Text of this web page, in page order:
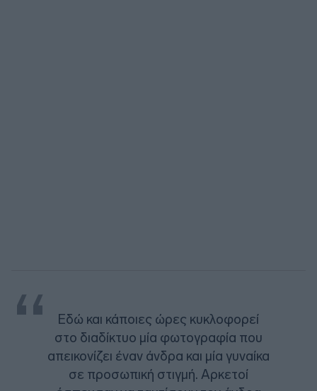
Εδώ και κάποιες ώρες κυκλοφορεί
στο διαδίκτυο μία φωτογραφία που
απεικονίζει έναν άνδρα και μία γυναίκα
σε προσωπική στιγμή. Αρκετοί